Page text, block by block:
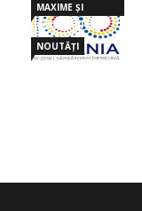
MAXIME ȘI
CUGETĂRI
NOUTĂȚI